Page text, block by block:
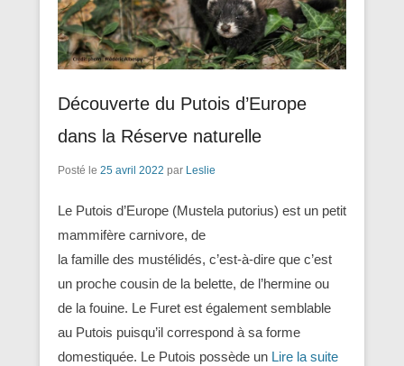
Découverte du Putois d’Europe
dans la Réserve naturelle
Posté le 25 avril 2022 par Leslie
Le Putois d’Europe (Mustela putorius) est un petit
mammifère carnivore, de
la famille des mustélidés, c’est-à-dire que c’est
un proche cousin de la belette, de l’hermine ou
de la fouine. Le Furet est également semblable
au Putois puisqu’il correspond à sa forme
domestiquée. Le Putois possède un Lire la suite